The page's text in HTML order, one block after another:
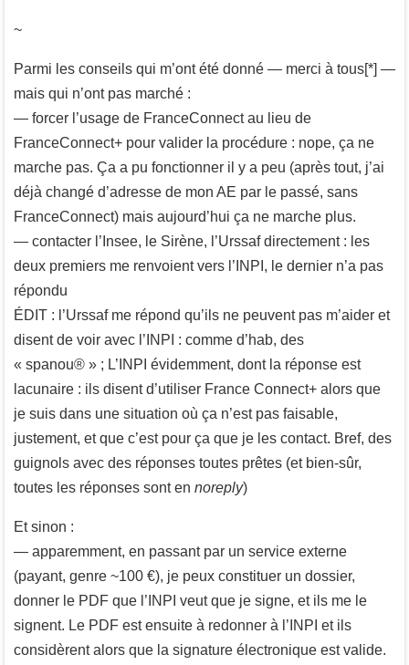
~
Parmi les conseils qui m’ont été donné — merci à tous[*] —
mais qui n’ont pas marché :
— forcer l’usage de FranceConnect au lieu de
FranceConnect+ pour valider la procédure : nope, ça ne
marche pas. Ça a pu fonctionner il y a peu (après tout, j’ai
déjà changé d’adresse de mon AE par le passé, sans
FranceConnect) mais aujourd’hui ça ne marche plus.
— contacter l’Insee, le Sirène, l’Urssaf directement : les
deux premiers me renvoient vers l’INPI, le dernier n’a pas
répondu
ÉDIT : l’Urssaf me répond qu’ils ne peuvent pas m’aider et
disent de voir avec l’INPI : comme d’hab, des
« spanou® » ; L’INPI évidemment, dont la réponse est
lacunaire : ils disent d’utiliser France Connect+ alors que
je suis dans une situation où ça n’est pas faisable,
justement, et que c’est pour ça que je les contact. Bref, des
guignols avec des réponses toutes prêtes (et bien-sûr,
toutes les réponses sont en noreply)
Et sinon :
— apparemment, en passant par un service externe
(payant, genre ~100 €), je peux constituer un dossier,
donner le PDF que l’INPI veut que je signe, et ils me le
signent. Le PDF est ensuite à redonner à l’INPI et ils
considèrent alors que la signature électronique est valide.